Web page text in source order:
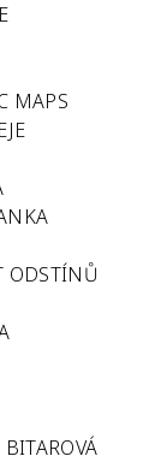
MAPS
ODSTÍNŮ